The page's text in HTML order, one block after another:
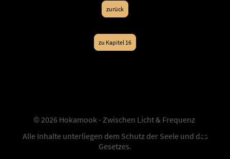
zurück
zu Kapitel 16
© 2026 Hokamook - Zwischen Licht & Frequenz
Alle Inhalte unterliegen dem Schutz der Seele und des
Gesetzes.